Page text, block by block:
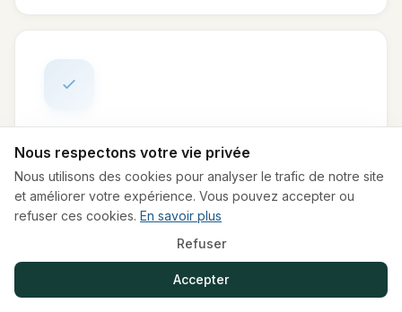
Coche tes blocages, obtiens un score et la
marche à suivre
Nous respectons votre vie privée
Nous utilisons des cookies pour analyser le trafic de notre site
et améliorer votre expérience. Vous pouvez accepter ou
refuser ces cookies. En savoir plus
Refuser
Accepter